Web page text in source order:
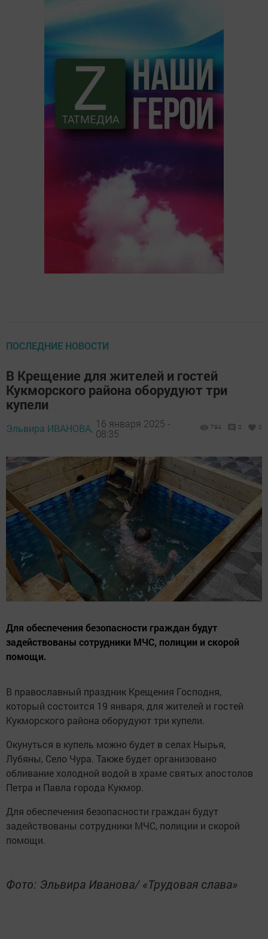
ПОСЛЕДНИЕ НОВОСТИ
В Крещение для жителей и гостей
Кукморского района оборудуют три
купели
Эльвира ИВАНОВА, 16 января 2025 -
08:35
794 0 0
Для обеспечения безопасности граждан будут
задействованы сотрудники МЧС, полиции и скорой
помощи.
В православный праздник Крещения Господня,
который состоится 19 января, для жителей и гостей
Кукморского района оборудуют три купели.
Окунуться в купель можно будет в селах Нырья,
Лубяны, Село Чура. Также будет организовано
обливание холодной водой в храме святых апостолов
Петра и Павла города Кукмор.
Для обеспечения безопасности граждан будут
задействованы сотрудники МЧС, полиции и скорой
помощи.
Фото: Эльвира Иванова/ «Трудовая слава»